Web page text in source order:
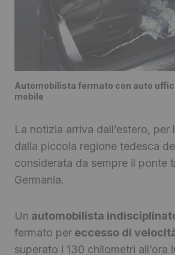
Automobilista fermato con auto
mobile
La notizia arriva dall’estero, per
dalla piccola regione tedesca
considerata da sempre il ponte
Germania.
Un automobilista
fermato per eccesso di
superato i 130 chilometri all’ora